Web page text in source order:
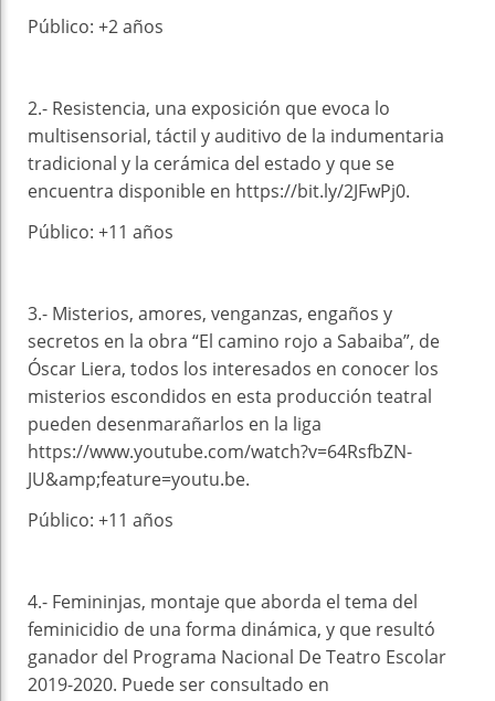
Público: +2 años
2.- Resistencia, una exposición que evoca lo
multisensorial, táctil y auditivo de la indumentaria
tradicional y la cerámica del estado y que se
encuentra disponible en https://bit.ly/2JFwPj0.
Público: +11 años
3.- Misterios, amores, venganzas, engaños y
secretos en la obra “El camino rojo a Sabaiba”, de
Óscar Liera, todos los interesados en conocer los
misterios escondidos en esta producción teatral
pueden desenmarañarlos en la liga
https://www.youtube.com/watch?v=64RsfbZN-
JU&amp;feature=youtu.be.
Público: +11 años
4.- Femininjas, montaje que aborda el tema del
feminicidio de una forma dinámica, y que resultó
ganador del Programa Nacional De Teatro Escolar
2019-2020. Puede ser consultado en